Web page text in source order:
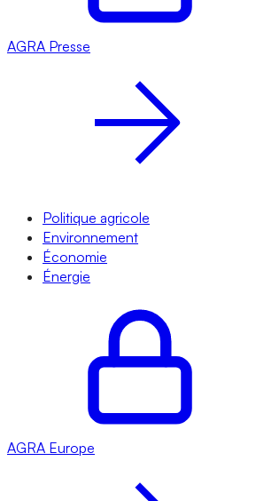
AGRA Presse
Politique agricole
Environnement
Économie
Énergie
AGRA Europe